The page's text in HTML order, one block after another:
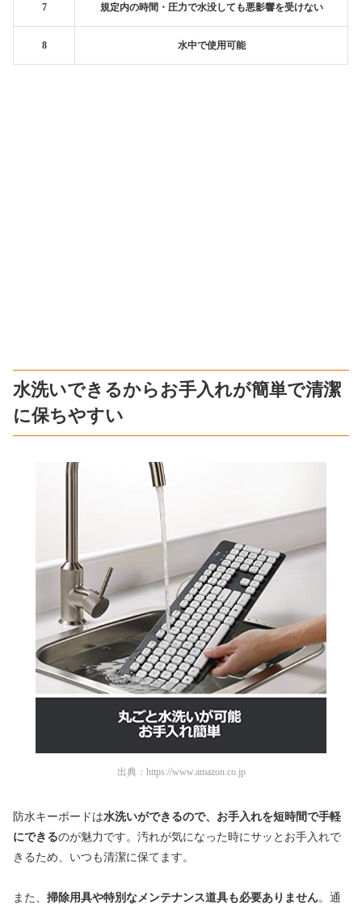
7 規定内の時間・圧力で水没しても悪影響を受けない
8 水中で使用可能
水洗いできるからお手入れが簡単で清潔
に保ちやすい
出典： https://www.amazon.co.jp
防水キーボードは水洗いができるので、お手入れを短時間で手軽
にできるのが魅力です。汚れが気になった時にサッとお手入れで
きるため、いつも清潔に保てます。
また、 掃除用具や特別なメンテナンス道具も必要ありません。通